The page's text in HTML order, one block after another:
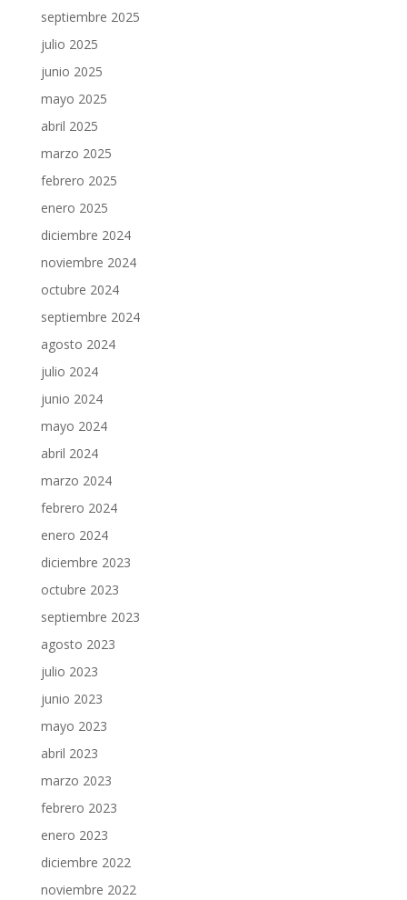
septiembre 2025
julio 2025
junio 2025
mayo 2025
abril 2025
marzo 2025
febrero 2025
enero 2025
diciembre 2024
noviembre 2024
octubre 2024
septiembre 2024
agosto 2024
julio 2024
junio 2024
mayo 2024
abril 2024
marzo 2024
febrero 2024
enero 2024
diciembre 2023
octubre 2023
septiembre 2023
agosto 2023
julio 2023
junio 2023
mayo 2023
abril 2023
marzo 2023
febrero 2023
enero 2023
diciembre 2022
noviembre 2022